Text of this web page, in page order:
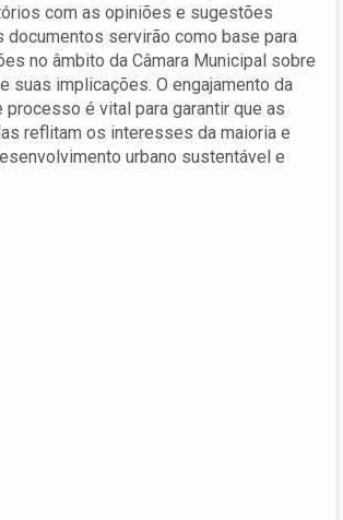
com as opiniões e sugestões
documentos servirão como base para
no âmbito da Câmara Municipal sobre
suas implicações. O engajamento da
processo é vital para garantir que as
reflitam os interesses da maioria e
urbano sustentável e